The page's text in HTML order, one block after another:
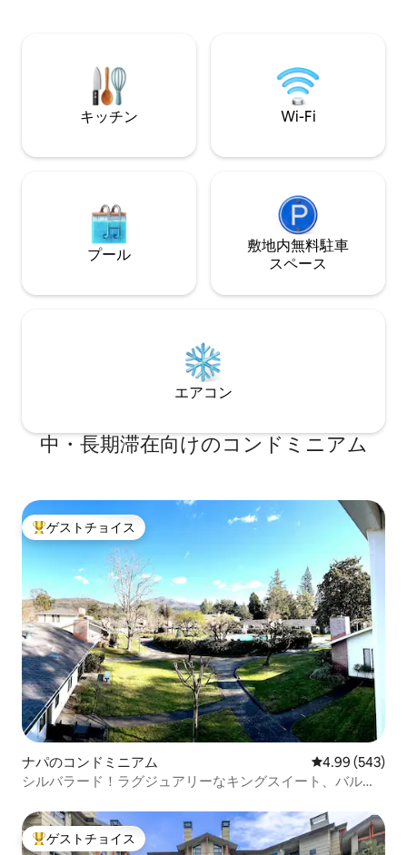
-280からサンノゼまで10分 専用駐車場付
定員6名。1台分の
の車のための土駐車場。 25歳
ご利用いただけま
キッチン Wi-Fi
プール
敷地内無料駐⁠車
ス⁠ペ⁠ー⁠ス
エアコン
中・長期滞在向けのコンドミニアム
大好評のゲストチョイスです。
ゲストチョイス
ナパのコンドミニアム レビュー543
4.99 (543)
シルバラード！ラグジュアリーなキングスイート、バルコ
大好評のゲストチョイスです。
ゲストチョイス